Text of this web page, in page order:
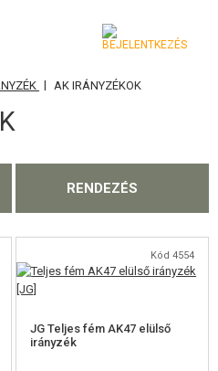
| AK IRÁNYZÉKOK
RENDEZÉS
Kód 4554
JG Teljes fém AK47 elülső
irányzék